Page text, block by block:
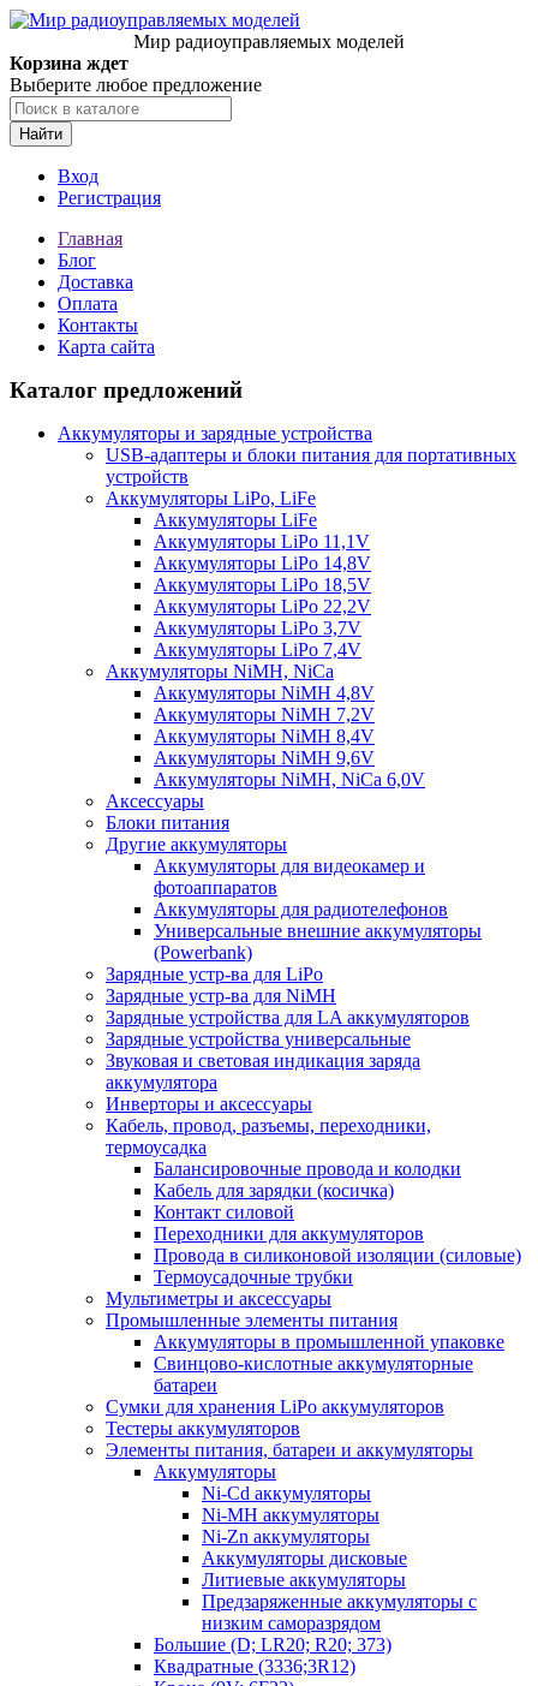
Мир радиоуправляемых моделей
Корзина ждет
Выберите любое предложение
Найти
Вход
Регистрация
Главная
Блог
Доставка
Оплата
Контакты
Карта сайта
Каталог предложений
Аккумуляторы и зарядные устройства
USB-адаптеры и блоки питания для портативных
устройств
Аккумуляторы LiPo, LiFe
Аккумуляторы LiFe
Аккумуляторы LiPo 11,1V
Аккумуляторы LiPo 14,8V
Аккумуляторы LiPo 18,5V
Аккумуляторы LiPo 22,2V
Аккумуляторы LiPo 3,7V
Аккумуляторы LiPo 7,4V
Аккумуляторы NiMH, NiCa
Аккумуляторы NiMH 4,8V
Аккумуляторы NiMH 7,2V
Аккумуляторы NiMH 8,4V
Аккумуляторы NiMH 9,6V
Аккумуляторы NiMH, NiCa 6,0V
Аксессуары
Блоки питания
Другие аккумуляторы
Аккумуляторы для видеокамер и
фотоаппаратов
Аккумуляторы для радиотелефонов
Универсальные внешние аккумуляторы
(Powerbank)
Зарядные устр-ва для LiPo
Зарядные устр-ва для NiMH
Зарядные устройства для LA аккумуляторов
Зарядные устройства универсальные
Звуковая и световая индикация заряда
аккумулятора
Инверторы и аксессуары
Кабель, провод, разъемы, переходники,
термоусадка
Балансировочные провода и колодки
Кабель для зарядки (косичка)
Контакт силовой
Переходники для аккумуляторов
Провода в силиконовой изоляции (силовые)
Термоусадочные трубки
Мультиметры и аксессуары
Промышленные элементы питания
Аккумуляторы в промышленной упаковке
Свинцово-кислотные аккумуляторные
батареи
Сумки для хранения LiPo аккумуляторов
Тестеры аккумуляторов
Элементы питания, батареи и аккумуляторы
Аккумуляторы
Ni-Cd аккумуляторы
Ni-MH аккумуляторы
Ni-Zn аккумуляторы
Аккумуляторы дисковые
Литиевые аккумуляторы
Предзаряженные аккумуляторы с
низким саморазрядом
Большие (D; LR20; R20; 373)
Квадратные (3336;3R12)